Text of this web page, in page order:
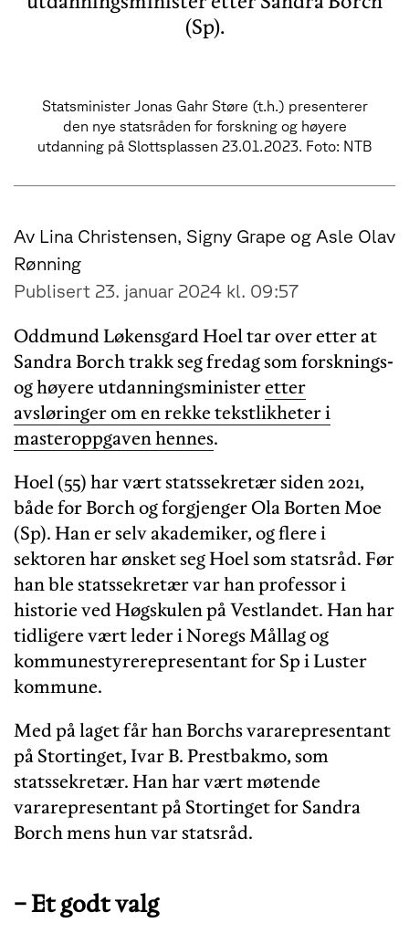
(Sp).
Statsminister Jonas Gahr Støre (t.h.) presenterer
den nye statsråden for forskning og høyere
utdanning på Slottsplassen 23.01.2023. Foto: NTB
Av Lina Christensen, Signy Grape og Asle Olav
Rønning
Publisert 23. januar 2024 kl. 09:57
Oddmund Løkensgard Hoel tar over etter at
Sandra Borch trakk seg fredag som forsknings-
og høyere utdanningsministeretter
avsløringer om en rekke tekstlikheter i
masteroppgaven hennes.
Hoel (55) har vært statssekretær siden 2021,
både for Borch og forgjenger Ola Borten Moe
(Sp). Han er selv akademiker, og flere i
sektoren har ønsket seg Hoel som statsråd. Før
han ble statssekretær var han professor i
historie ved Høgskulen på Vestlandet. Han har
tidligere vært leder i Noregs Mållag og
kommunestyrerepresentant for Sp i Luster
kommune.
Med på laget får han Borchs vararepresentant
på Stortinget, Ivar B. Prestbakmo, som
statssekretær. Han har vært møtende
vararepresentant på Stortinget for Sandra
Borch mens hun var statsråd.
− Et godt valg